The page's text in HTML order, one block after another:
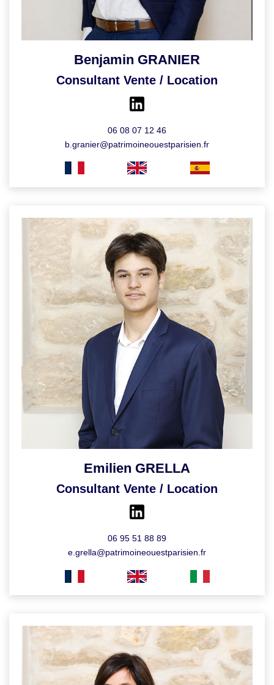
Benjamin GRANIER
Consultant Vente / Location
06 08 07 12 46
b.granier@patrimoineouestparisien.fr
Emilien GRELLA
Consultant Vente / Location
06 95 51 88 89
e.grella@patrimoineouestparisien.fr